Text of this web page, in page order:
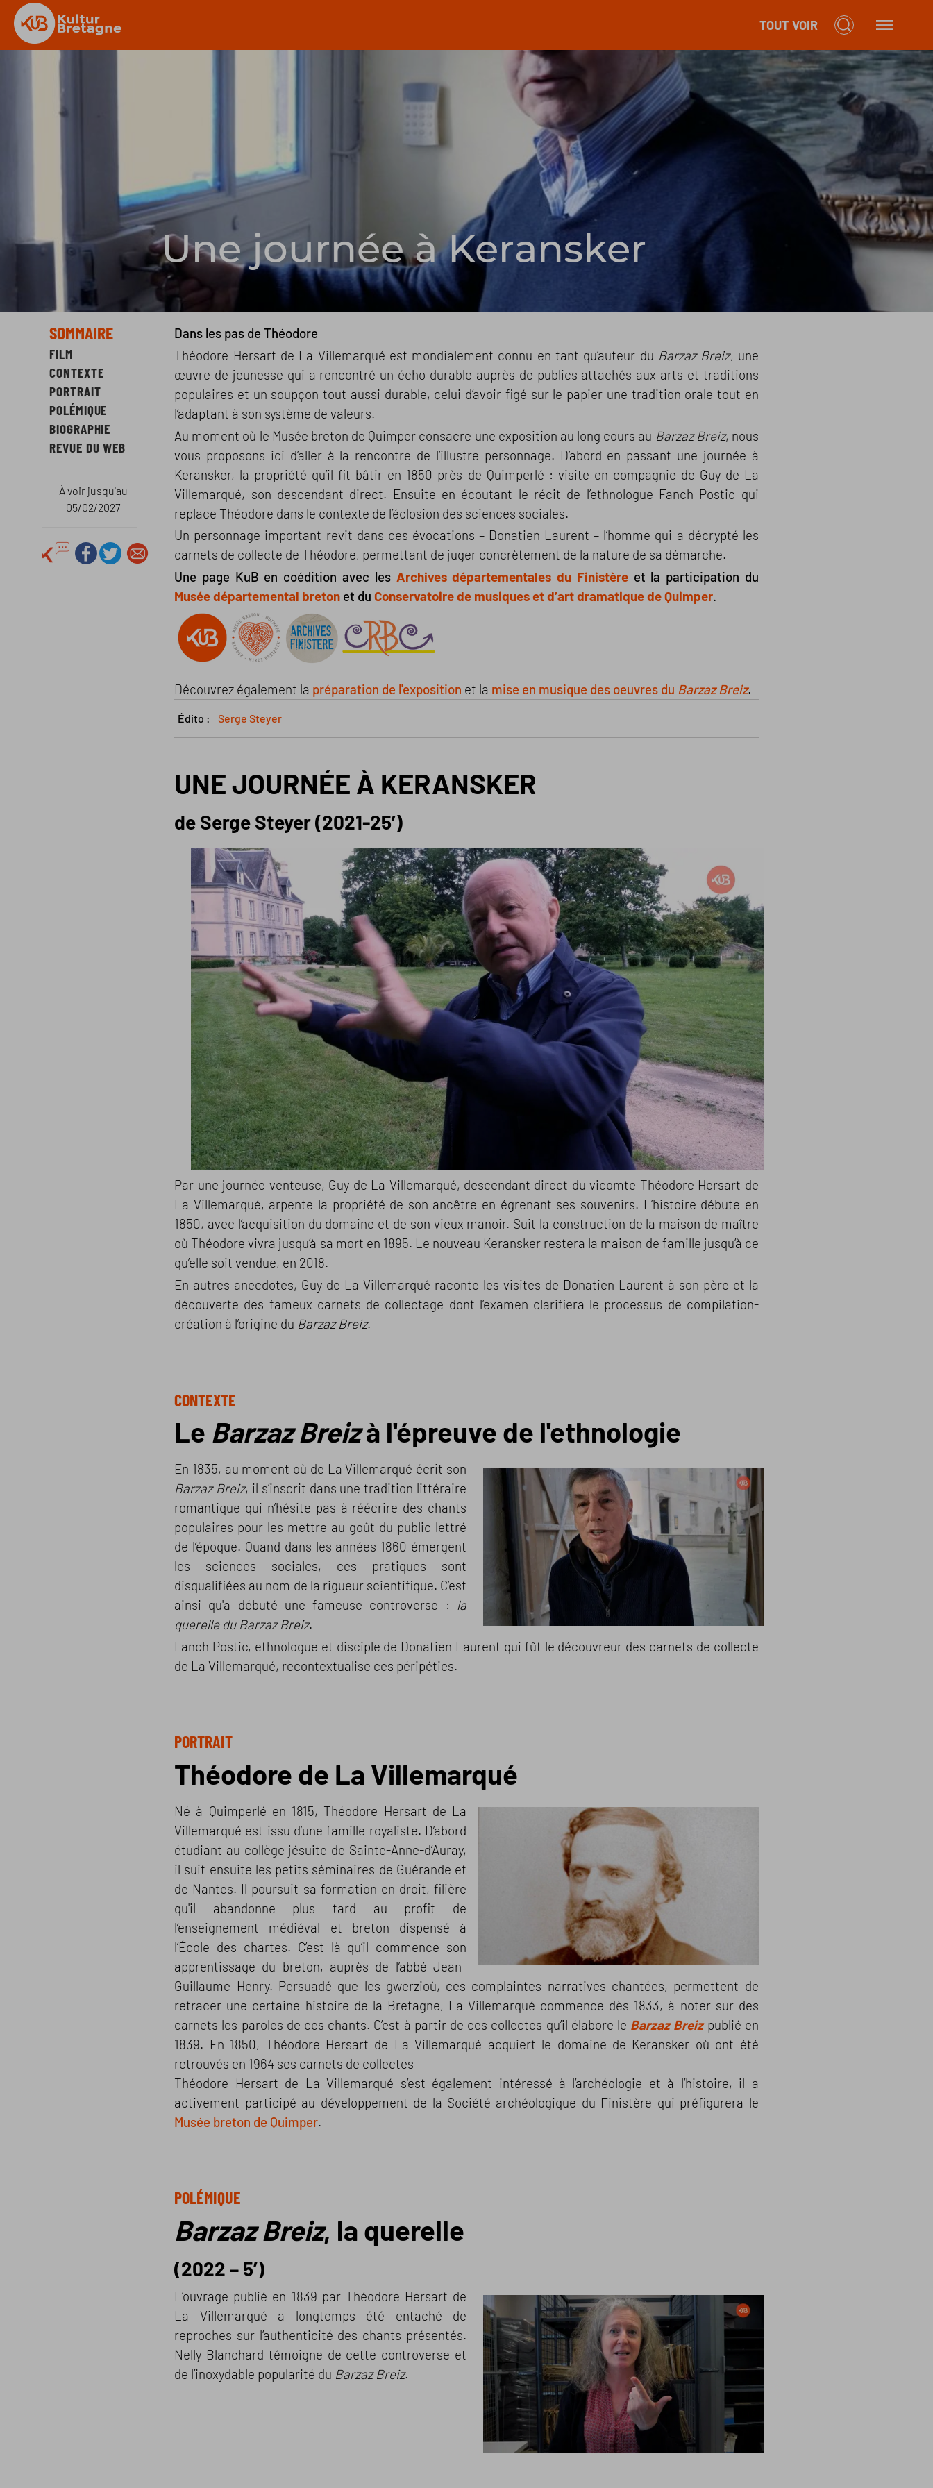
TOUT VOIR
Une journée à Keransker
SOMMAIRE
FILM
CONTEXTE
PORTRAIT
POLÉMIQUE
BIOGRAPHIE
REVUE DU WEB
À voir jusqu'au
05/02/2027
Dans les pas de Théodore
Théodore Hersart de La Villemarqué est mondialement connu en tant qu’auteur du Barzaz Breiz, une
œuvre de jeunesse qui a rencontré un écho durable auprès de publics attachés aux arts et traditions
populaires et un soupçon tout aussi durable, celui d’avoir figé sur le papier une tradition orale tout en
l’adaptant à son système de valeurs.
Au moment où le Musée breton de Quimper consacre une exposition au long cours au Barzaz Breiz, nous
vous proposons ici d’aller à la rencontre de l’illustre personnage. D’abord en passant une journée à
Keransker, la propriété qu’il fit bâtir en 1850 près de Quimperlé : visite en compagnie de Guy de La
Villemarqué, son descendant direct. Ensuite en écoutant le récit de l’ethnologue Fanch Postic qui
replace Théodore dans le contexte de l’éclosion des sciences sociales.
Un personnage important revit dans ces évocations – Donatien Laurent – l’homme qui a décrypté les
carnets de collecte de Théodore, permettant de juger concrètement de la nature de sa démarche.
Une page KuB en coédition avec les Archives départementales du Finistèreet la participation du
Musée départemental breton et du Conservatoire de musiques et d’art dramatique de Quimper.
Découvrez également la préparation de l'exposition et la mise en musique des oeuvres du Barzaz Breiz.
Édito : Serge Steyer
UNE JOURNÉE À KERANSKER
de Serge Steyer (2021-25’)
Par une journée venteuse, Guy de La Villemarqué, descendant direct du vicomte Théodore Hersart de
La Villemarqué, arpente la propriété de son ancêtre en égrenant ses souvenirs. L’histoire débute en
1850, avec l’acquisition du domaine et de son vieux manoir. Suit la construction de la maison de maître
où Théodore vivra jusqu’à sa mort en 1895. Le nouveau Keransker restera la maison de famille jusqu’à ce
qu’elle soit vendue, en 2018.
En autres anecdotes, Guy de La Villemarqué raconte les visites de Donatien Laurent à son père et la
découverte des fameux carnets de collectage dont l’examen clarifiera le processus de compilation-
création à l’origine du Barzaz Breiz.
CONTEXTE
Le Barzaz Breizà l'épreuve de l'ethnologie
En 1835, au moment où de La Villemarqué écrit son
Barzaz Breiz, il s’inscrit dans une tradition littéraire
romantique qui n’hésite pas à réécrire des chants
populaires pour les mettre au goût du public lettré
de l’époque. Quand dans les années 1860 émergent
les sciences sociales, ces pratiques sont
disqualifiées au nom de la rigueur scientifique. C’est
ainsi qu'a débuté une fameuse controverse : la
querelle du Barzaz Breiz.
Fanch Postic, ethnologue et disciple de Donatien Laurent qui fût le découvreur des carnets de collecte
de La Villemarqué, recontextualise ces péripéties.
PORTRAIT
Théodore de La Villemarqué
Né à Quimperlé en 1815, Théodore Hersart de La
Villemarqué est issu d’une famille royaliste. D’abord
étudiant au collège jésuite de Sainte-Anne-d’Auray,
il suit ensuite les petits séminaires de Guérande et
de Nantes. Il poursuit sa formation en droit, filière
qu'il abandonne plus tard au profit de
l’enseignement médiéval et breton dispensé à
l’École des chartes. C’est là qu’il commence son
apprentissage du breton, auprès de l’abbé Jean-
Guillaume Henry. Persuadé que les gwerzioù, ces complaintes narratives chantées, permettent de
retracer une certaine histoire de la Bretagne, La Villemarqué commence dès 1833, à noter sur des
carnets les paroles de ces chants. C’est à partir de ces collectes qu’il élabore le Barzaz Breizpublié en
1839. En 1850, Théodore Hersart de La Villemarqué acquiert le domaine de Keransker où ont été
retrouvés en 1964 ses carnets de collectes
Théodore Hersart de La Villemarqué s’est également intéressé à l’archéologie et à l’histoire, il a
activement participé au développement de la Société archéologique du Finistère qui préfigurera le
Musée breton de Quimper.
POLÉMIQUE
Barzaz Breiz, la querelle
(2022 – 5’)
L’ouvrage publié en 1839 par Théodore Hersart de
La Villemarqué a longtemps été entaché de
reproches sur l’authenticité des chants présentés.
Nelly Blanchard témoigne de cette controverse et
de l’inoxydable popularité du Barzaz Breiz.